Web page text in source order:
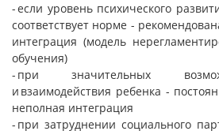
- если уровень психического
соответствует норме -
интеграция (модель
обучения)
- при значительных
и взаимодействия ребенка -
неполная интеграция
- при затруднении социального